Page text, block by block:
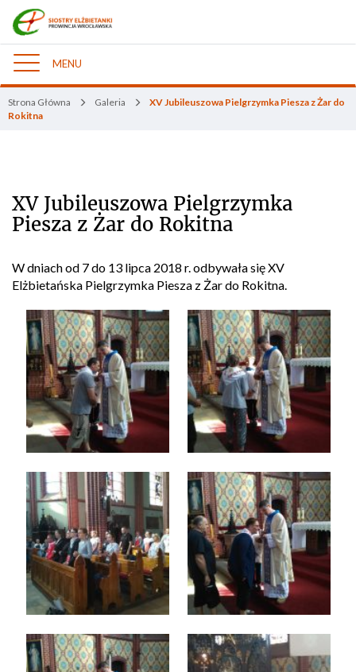
Nawigacja
MENU
Strona Główna Galeria
XV Jubileuszowa Pielgrzymka Piesza z Żar do
Rokitna
XV Jubileuszowa Pielgrzymka
Piesza z Żar do Rokitna
W dniach od 7 do 13 lipca 2018 r. odbywała się XV
Elżbietańska Pielgrzymka Piesza z Żar do Rokitna.